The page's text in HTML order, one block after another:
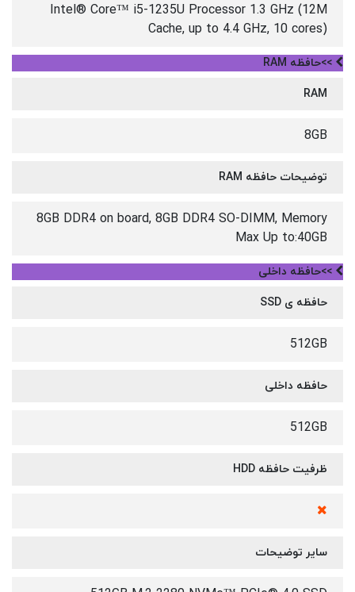
Intel® Core™ i5-1235U Processor 1.3 GHz (12M
Cache, up to 4.4 GHz, 10 cores)
>>حافظه RAM
RAM
8GB
توضیحات حافظه RAM
8GB DDR4 on board, 8GB DDR4 SO-DIMM, Memory
Max Up to:40GB
>>حافظه داخلی
حافظه ی SSD
512GB
حافظه داخلی
512GB
ظرفیت حافظه HDD
سایر توضیحات